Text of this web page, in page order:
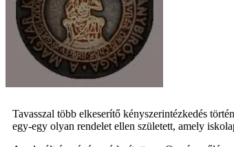
Tavasszal több elkeserítő kényszerintézkedés
egy-egy olyan rendelet ellen született, amely